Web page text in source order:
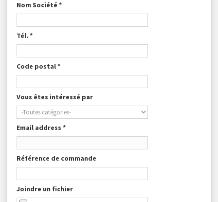
Nom Société *
Tél. *
Code postal *
Vous êtes intéressé par
Email address *
Référence de commande
Joindre un fichier